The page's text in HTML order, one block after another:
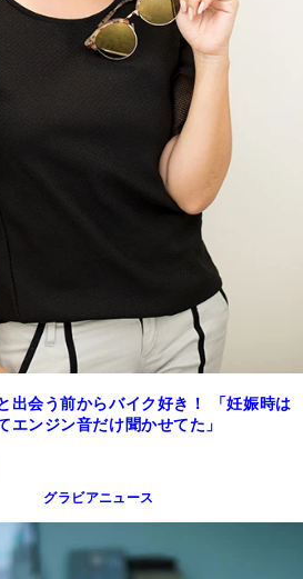
出会う前からバイク好き！ 「妊娠時は
エンジン音だけ聞かせてた」
グラビアニュース